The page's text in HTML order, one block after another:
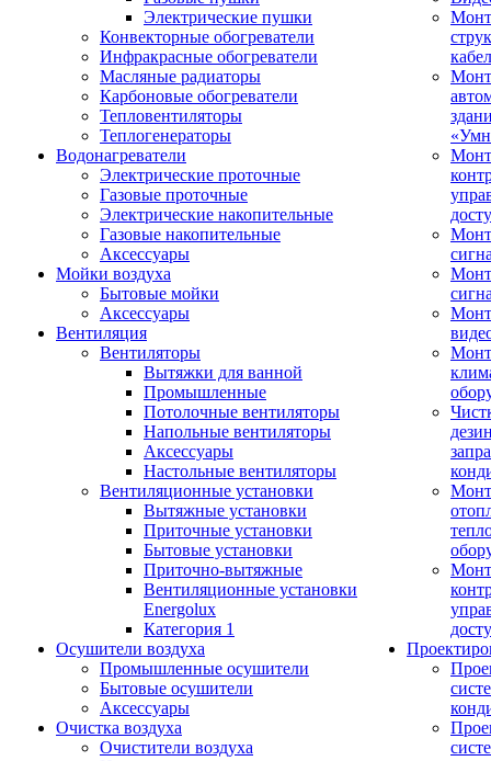
Электрические пушки
Конвекторные обогреватели
Инфракрасные обогреватели
Масляные радиаторы
Карбоновые обогреватели
Тепловентиляторы
Теплогенераторы
Водонагреватели
Электрические проточные
Газовые проточные
Электрические накопительные
Газовые накопительные
Аксессуары
Мойки воздуха
Бытовые мойки
Аксессуары
Вентиляция
Вентиляторы
Вытяжки для ванной
Промышленные
Потолочные вентиляторы
Напольные вентиляторы
Аксессуары
Настольные вентиляторы
Вентиляционные установки
Вытяжные установки
Приточные установки
Бытовые установки
Приточно-вытяжные
Вентиляционные установки
Energolux
Категория 1
Осушители воздуха
Промышленные осушители
Бытовые осушители
Аксессуары
Очистка воздуха
Очистители воздуха